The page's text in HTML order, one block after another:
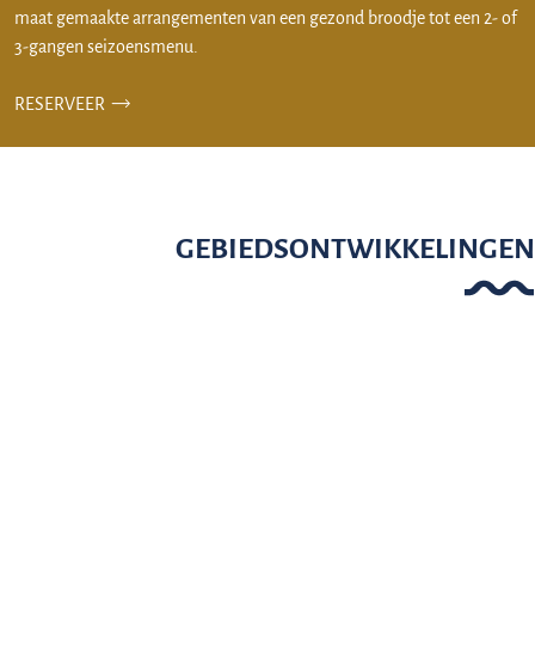
maat gemaakte arrangementen van een gezond broodje tot een 2- of
3-gangen seizoensmenu.
RESERVEER
GEBIEDSONTWIKKELINGEN